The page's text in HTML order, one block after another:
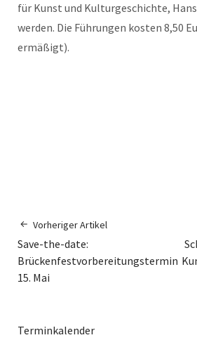
für Kunst und Kulturgeschichte,
werden. Die Führungen kosten 8,50
ermäßigt).
Vorheriger Artikel
Save-the-date:
Brückenfestvorbereitungstermin
15. Mai
Terminkalender